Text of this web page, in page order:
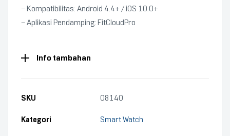
– Kompatibilitas: Android 4.4+ / iOS 10.0+
– Aplikasi Pendamping: FitCloudPro
Info tambahan
SKU 08140
Kategori Smart Watch